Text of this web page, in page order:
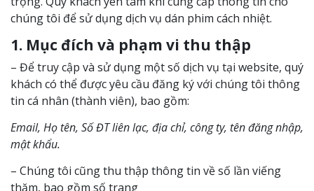
chúng tôi để sử dụng dịch vụ dán phim cách nhiệt.
1. Mục đích và phạm vi thu thập
– Để truy cập và sử dụng một số dịch vụ tại website, quý
khách có thể được yêu cầu đăng ký với chúng tôi thông
tin cá nhân (thành viên), bao gồm:
Email, Họ tên, Số ĐT liên lạc, địa chỉ, công ty, tên đăng nhập,
mật khẩu.
– Chúng tôi cũng thu thập thông tin về số lần viếng
thăm, bao gồm số trang